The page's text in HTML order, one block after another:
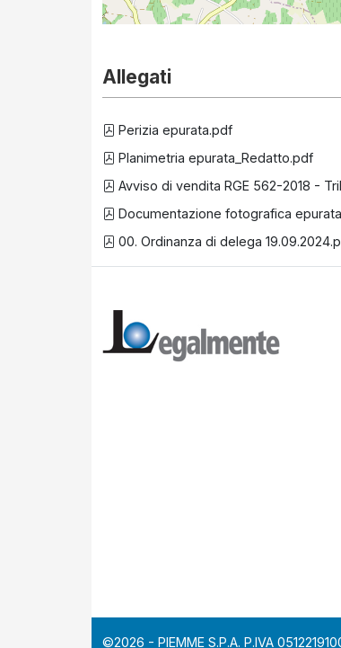
Allegati
Perizia epurata.pdf
Planimetria epurata_Redatto.pdf
Avviso di vendita RGE 562-2018 -
Documentazione fotografica
00. Ordinanza di delega
©2026 - PIEMME S.P.A. P.IVA